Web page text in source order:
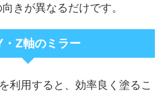
きが異なるだけです。
Z軸のミラー
利用すると、効率良く塗るこ